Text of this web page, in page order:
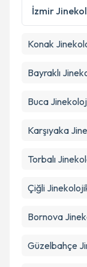
İzmir
Konak
Bayraklı
Buca
Karşıyaka
Torbalı
Çiğli
Bornova
Güzelbahçe